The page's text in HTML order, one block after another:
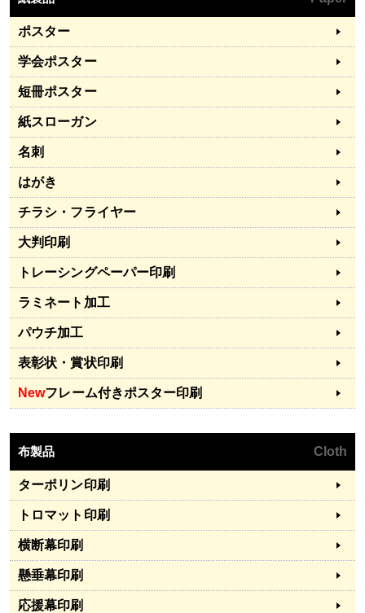
ポスター
学会ポスター
短冊ポスター
紙スローガン
名刺
はがき
チラシ・フライヤー
大判印刷
トレーシングペーパー印刷
ラミネート加工
パウチ加工
表彰状・賞状印刷
Newフレーム付きポスター印刷
布製品 Cloth
ターポリン印刷
トロマット印刷
横断幕印刷
懸垂幕印刷
応援幕印刷